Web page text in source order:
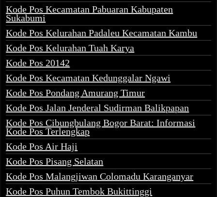
Kode Pos Kecamatan Pabuaran Kabupaten
Sukabumi
Kode Pos Kelurahan Padaleu Kecamatan Kambu
Kode Pos Kelurahan Tuah Karya
Kode Pos 20142
Kode Pos Kecamatan Kedunggalar Ngawi
Kode Pos Pondang Amurang Timur
Kode Pos Jalan Jenderal Sudirman Balikpapan
Kode Pos Cibungbulang Bogor Barat: Informasi
Kode Pos Terlengkap
Kode Pos Air Haji
Kode Pos Pisang Selatan
Kode Pos Malangjiwan Colomadu Karanganyar
Kode Pos Puhun Tembok Bukittinggi